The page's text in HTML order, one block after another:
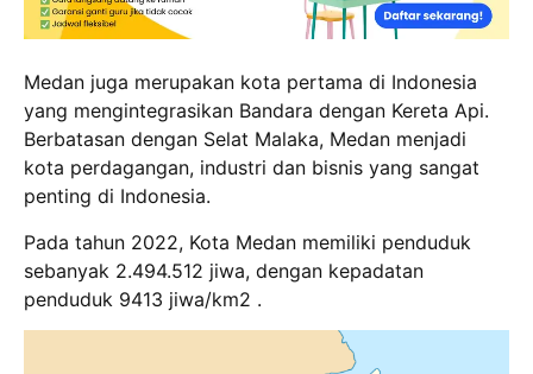
Medan juga merupakan kota pertama di Indonesia
yang mengintegrasikan Bandara dengan Kereta Api.
Berbatasan dengan Selat Malaka, Medan menjadi
kota perdagangan, industri dan bisnis yang sangat
penting di Indonesia.
Pada tahun 2022, Kota Medan memiliki penduduk
sebanyak 2.494.512 jiwa, dengan kepadatan
penduduk 9413 jiwa/km2 .